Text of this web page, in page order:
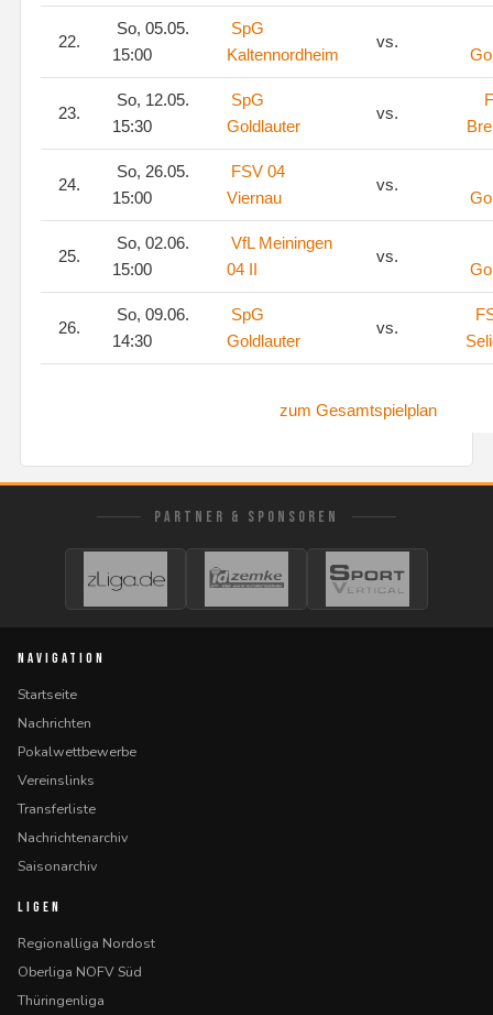
22.
So, 05.05.
15:00
SpG
Kaltennordheim
vs.
23.
So, 12.05.
15:30
SpG
Goldlauter
vs.
24.
So, 26.05.
15:00
FSV 04
Viernau
vs.
25.
So, 02.06.
15:00
VfL Meiningen
04 II
vs.
26.
So, 09.06.
14:30
SpG
Goldlauter
vs.
zum Gesamtspielplan
PARTNER & SPONSOREN
NAVIGATION
Startseite
Nachrichten
Pokalwettbewerbe
Vereinslinks
Transferliste
Nachrichtenarchiv
Saisonarchiv
LIGEN
Regionalliga Nordost
Oberliga NOFV Süd
Thüringenliga